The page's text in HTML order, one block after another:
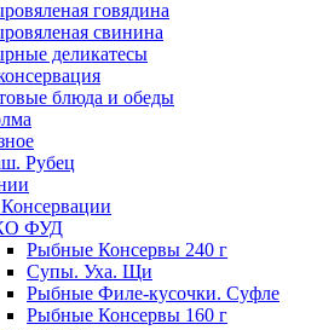
говядина
свинина
деликатесы
блюда и обеды
Рубец
ФУД
Рыбные Консервы 240 г
Супы. Уха. Щи
Рыбные Филе-кусочки. Суфле
Рыбные Консервы 160 г